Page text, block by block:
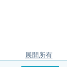
展開所有